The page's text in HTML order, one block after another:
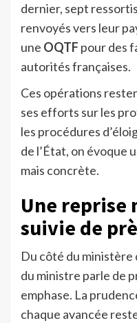
dernier, sept
renvoyés vers leur
une OQTF pour des
autorités françaises.
Ces opérations
ses efforts sur les
les procédures
de l’État, on évoque
mais concrète.
Une reprise
suivie de
Du côté du ministère
du ministre parle de
emphase. La
chaque avancée